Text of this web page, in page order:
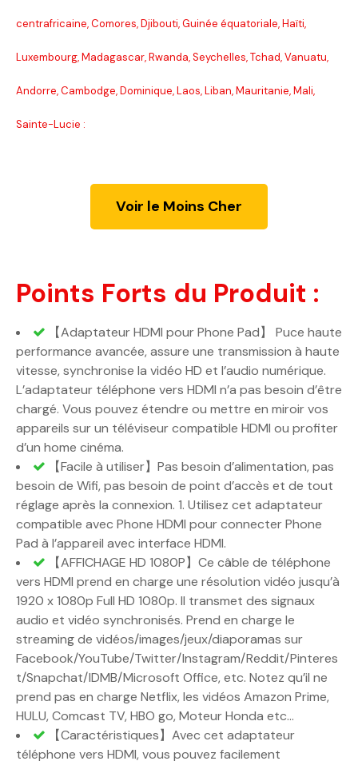
centrafricaine, Comores, Djibouti, Guinée équatoriale, Haïti,
Luxembourg, Madagascar, Rwanda, Seychelles, Tchad, Vanuatu,
Andorre, Cambodge, Dominique, Laos, Liban, Mauritanie, Mali,
Sainte-Lucie :
Voir le Moins Cher
Points Forts du Produit :
【Adaptateur HDMI pour Phone Pad】 Puce haute
performance avancée, assure une transmission à haute
vitesse, synchronise la vidéo HD et l’audio numérique.
L’adaptateur téléphone vers HDMI n’a pas besoin d’être
chargé. Vous pouvez étendre ou mettre en miroir vos
appareils sur un téléviseur compatible HDMI ou profiter
d’un home cinéma.
【Facile à utiliser】Pas besoin d’alimentation, pas
besoin de Wifi, pas besoin de point d’accès et de tout
réglage après la connexion. 1. Utilisez cet adaptateur
compatible avec Phone HDMI pour connecter Phone
Pad à l’appareil avec interface HDMI.
【AFFICHAGE HD 1080P】Ce câble de téléphone
vers HDMI prend en charge une résolution vidéo jusqu’à
1920 x 1080p Full HD 1080p. Il transmet des signaux
audio et vidéo synchronisés. Prend en charge le
streaming de vidéos/images/jeux/diaporamas sur
Facebook/YouTube/Twitter/Instagram/Reddit/Pinteres
t/Snapchat/IDMB/Microsoft Office, etc. Notez qu’il ne
prend pas en charge Netflix, les vidéos Amazon Prime,
HULU, Comcast TV, HBO go, Moteur Honda etc…
【Caractéristiques】Avec cet adaptateur
téléphone vers HDMI, vous pouvez facilement